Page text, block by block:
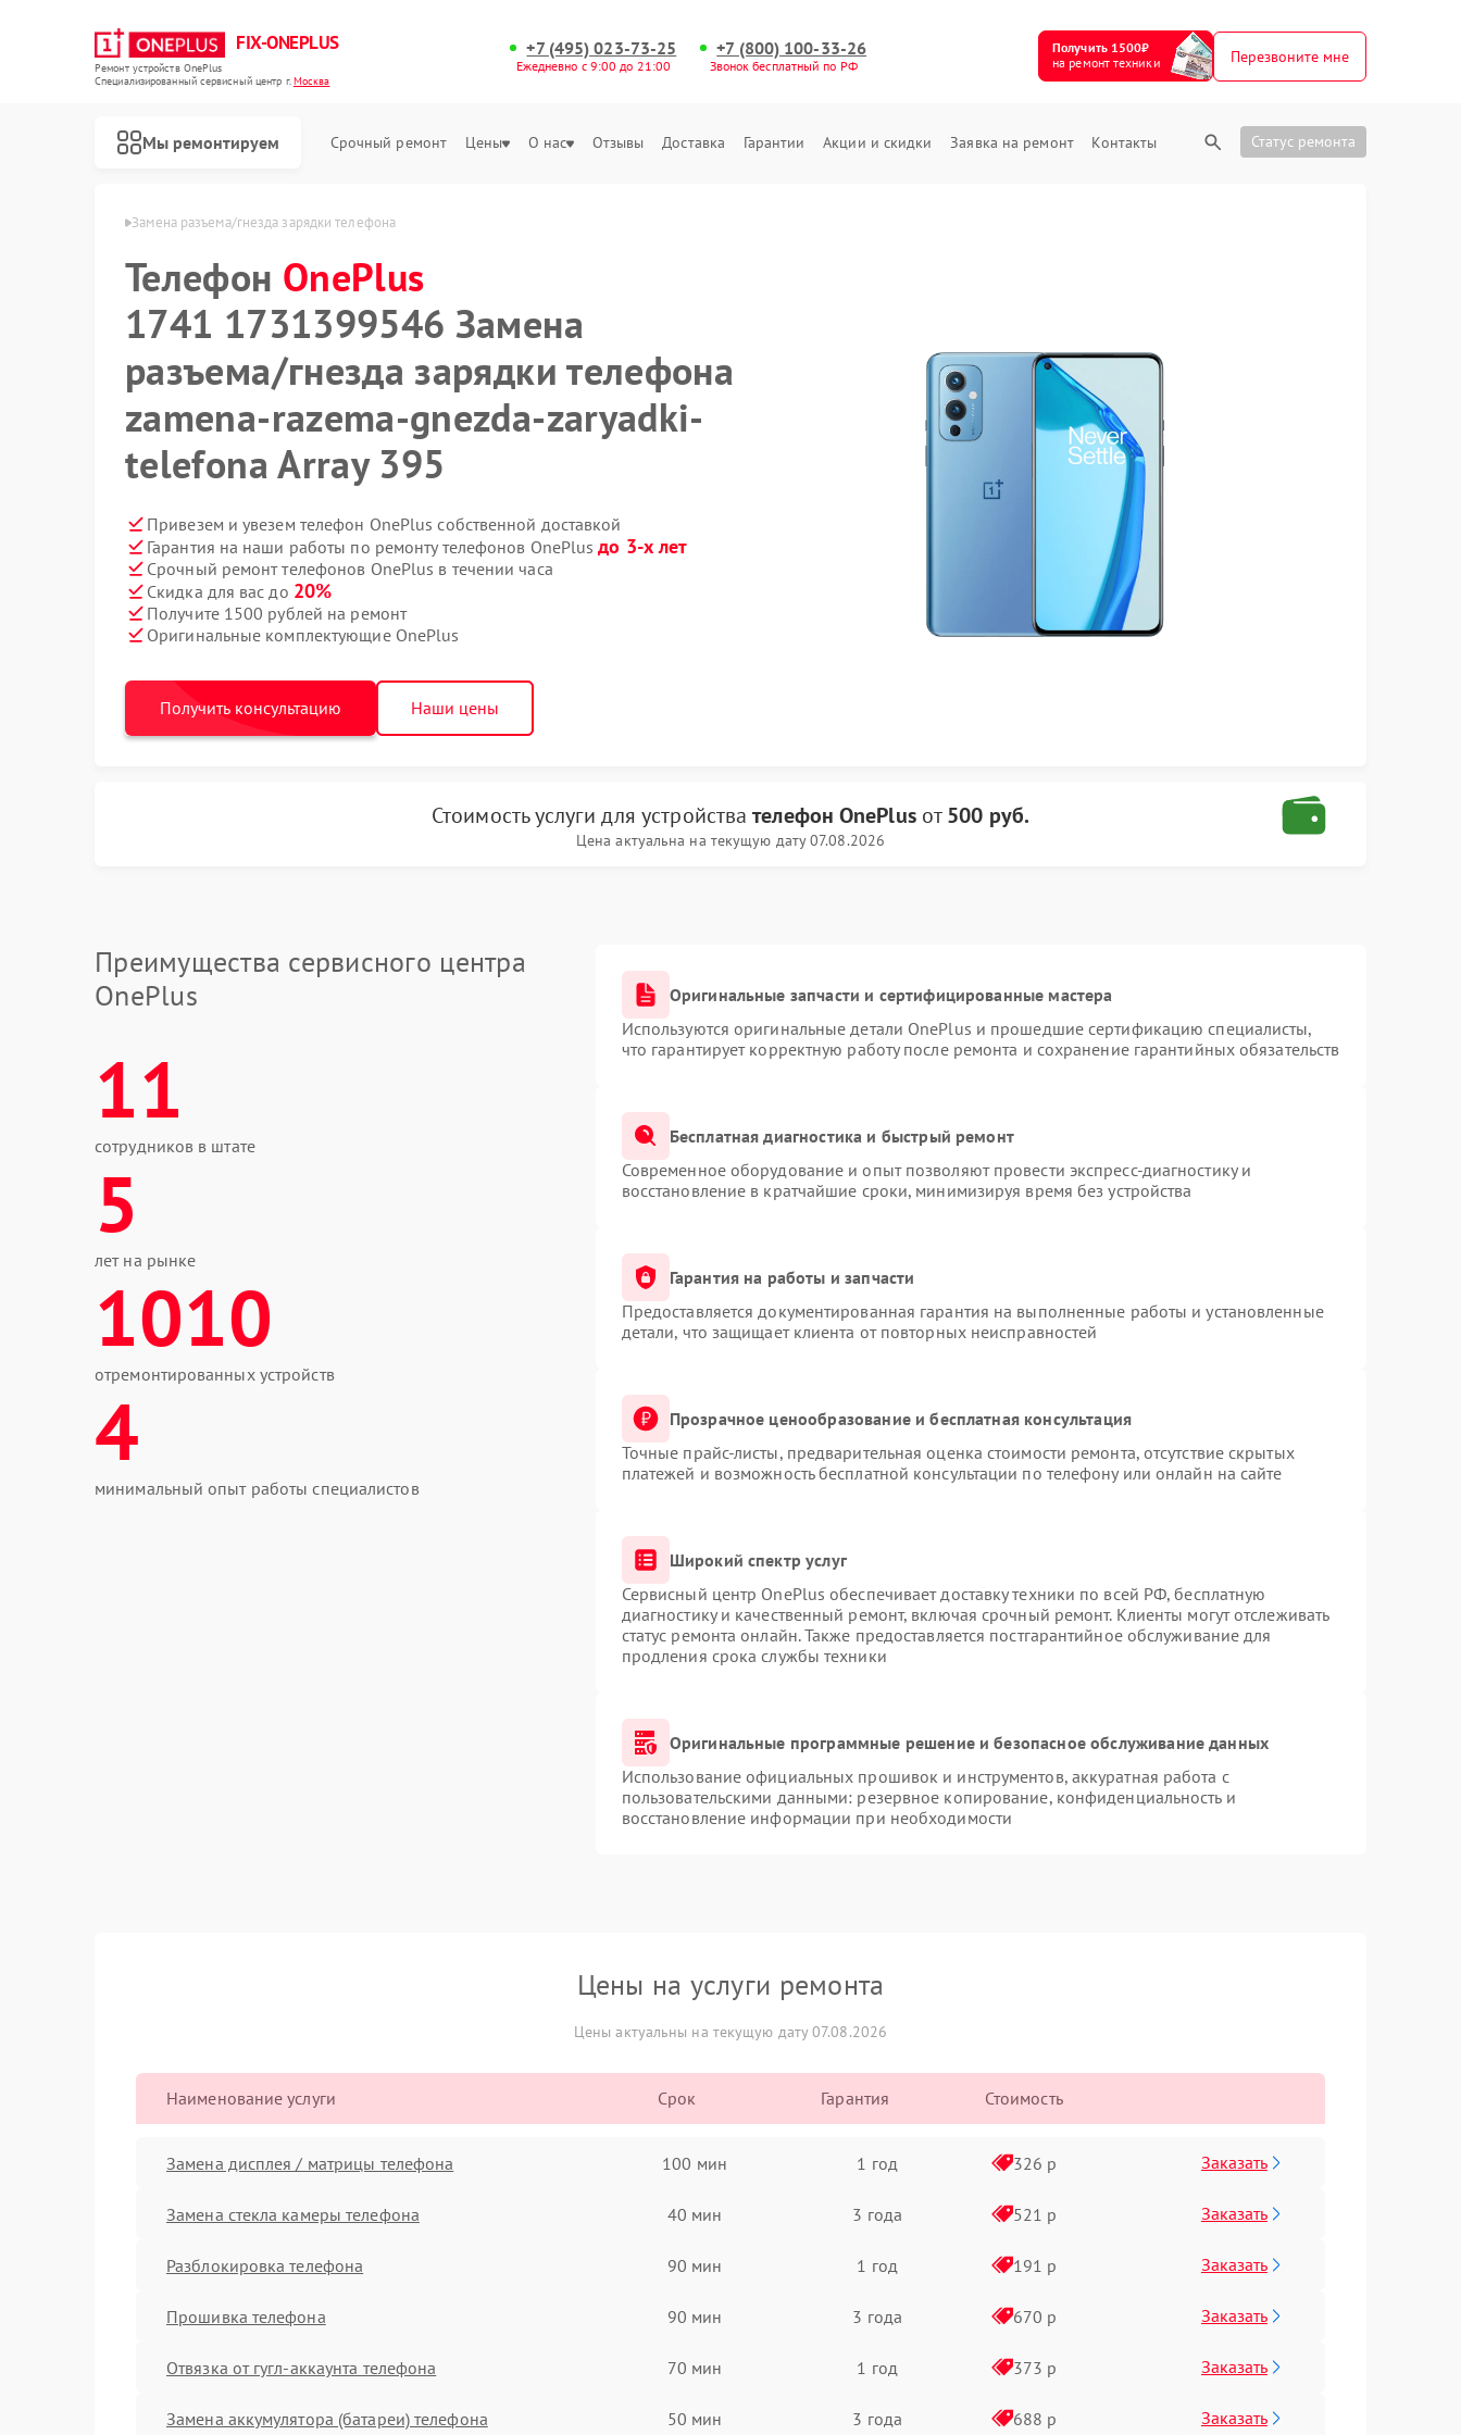
FIX-ONEPLUS
Ремонт устройств OnePlus
Специализированный cервисный центр г.Москва
+7 (495) 023-73-25
Ежедневно с 9:00 до 21:00
+7 (800) 100-33-26
Звонок бесплатный по РФ
Получить 1500₽
на ремонт техники
Перезвоните мне
Мы ремонтируем Срочный ремонт Цены О нас Отзывы Доставка Гарантии Акции и скидки Заявка на ремонт Контакты Статус ремонта
Телефон OnePlus Замена разъема/гнезда зарядки телефона
Телефон OnePlus
1741 1731399546 Замена
разъема/гнезда зарядки телефона
zamena-razema-gnezda-zaryadki-
telefona Array 395
Привезем и увезем телефон OnePlus собственной доставкой
Гарантия на наши работы по ремонту телефонов OnePlusдо 3-х лет
Срочный ремонт телефонов OnePlus в течении часа
Скидка для вас до 20%
Получите 1500 рублей на ремонт
Оригинальные комплектующие OnePlus
Получить консультацию Наши цены
Стоимость услуги для устройствателефон OnePlusот500 руб.
Цена актуальна на текущую дату 07.08.2026
Преимущества сервисного центра
OnePlus
11
сотрудников в штате
5
лет на рынке
1010
отремонтированных устройств
4
минимальный опыт работы специалистов
Оригинальные запчасти и сертифицированные мастера
Используются оригинальные детали OnePlus и прошедшие сертификацию специалисты,
что гарантирует корректную работу после ремонта и сохранение гарантийных обязательств
Бесплатная диагностика и быстрый ремонт
Современное оборудование и опыт позволяют провести экспресс-диагностику и
восстановление в кратчайшие сроки, минимизируя время без устройства
Гарантия на работы и запчасти
Предоставляется документированная гарантия на выполненные работы и установленные
детали, что защищает клиента от повторных неисправностей
Прозрачное ценообразование и бесплатная консультация
Точные прайс-листы, предварительная оценка стоимости ремонта, отсутствие скрытых
платежей и возможность бесплатной консультации по телефону или онлайн на сайте
Широкий спектр услуг
Сервисный центр OnePlus обеспечивает доставку техники по всей РФ, бесплатную
диагностику и качественный ремонт, включая срочный ремонт. Клиенты могут отслеживать
статус ремонта онлайн. Также предоставляется постгарантийное обслуживание для
продления срока службы техники
Оригинальные программные решение и безопасное обслуживание данных
Использование официальных прошивок и инструментов, аккуратная работа с
пользовательскими данными: резервное копирование, конфиденциальность и
восстановление информации при необходимости
Цены на услуги ремонта
Цены актуальны на текущую дату 07.08.2026
Наименование услуги Срок Гарантия Стоимость
Замена дисплея / матрицы телефона 100 мин 1 год 326 р Заказать
Замена стекла камеры телефона 40 мин 3 года 521 р Заказать
Разблокировка телефона 90 мин 1 год 191 р Заказать
Прошивка телефона 90 мин 3 года 670 р Заказать
Отвязка от гугл-аккаунта телефона 70 мин 1 год 373 р Заказать
Замена аккумулятора (батареи) телефона 50 мин 3 года 688 р Заказать